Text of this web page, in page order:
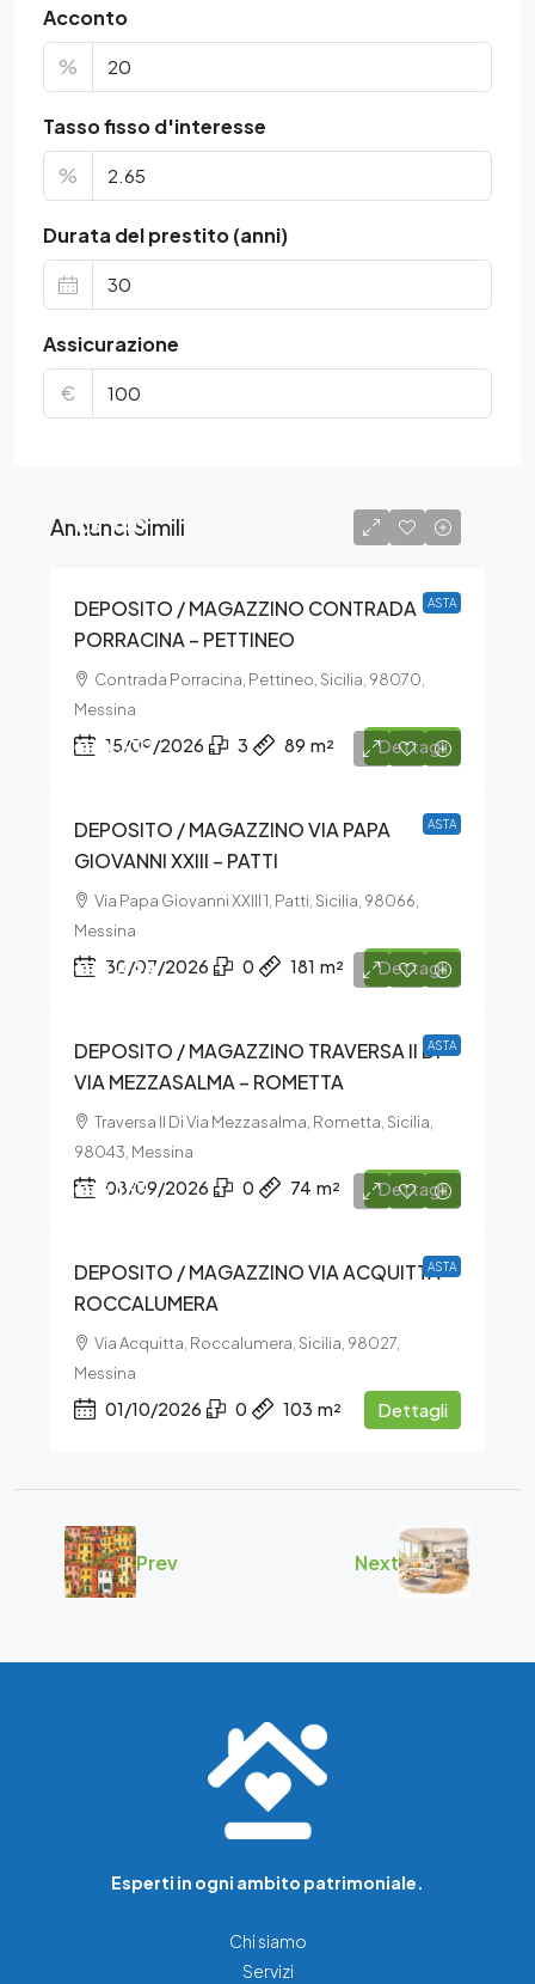
Acconto
%
Tasso fisso d'interesse
%
Durata del prestito (anni)
Assicurazione
€
Annunci Simili
ASTA
€3.740
DEPOSITO / MAGAZZINO CONTRADA
PORRACINA – PETTINEO
Contrada Porracina, Pettineo, Sicilia, 98070,
Messina
15/09/2026 3 89 m² Dettagli
ASTA
€10.332
DEPOSITO / MAGAZZINO VIA PAPA
GIOVANNI XXIII – PATTI
Via Papa Giovanni XXIII 1, Patti, Sicilia, 98066,
Messina
30/07/2026 0 181 m² Dettagli
ASTA
€15.444
DEPOSITO / MAGAZZINO TRAVERSA II DI
VIA MEZZASALMA – ROMETTA
Traversa II Di Via Mezzasalma, Rometta, Sicilia,
98043, Messina
08/09/2026 0 74 m² Dettagli
ASTA
€13.133
DEPOSITO / MAGAZZINO VIA ACQUITTA –
ROCCALUMERA
Via Acquitta, Roccalumera, Sicilia, 98027,
Messina
01/10/2026 0 103 m² Dettagli
Prev Next
Esperti in ogni ambito patrimoniale.
Chi siamo
Servizi